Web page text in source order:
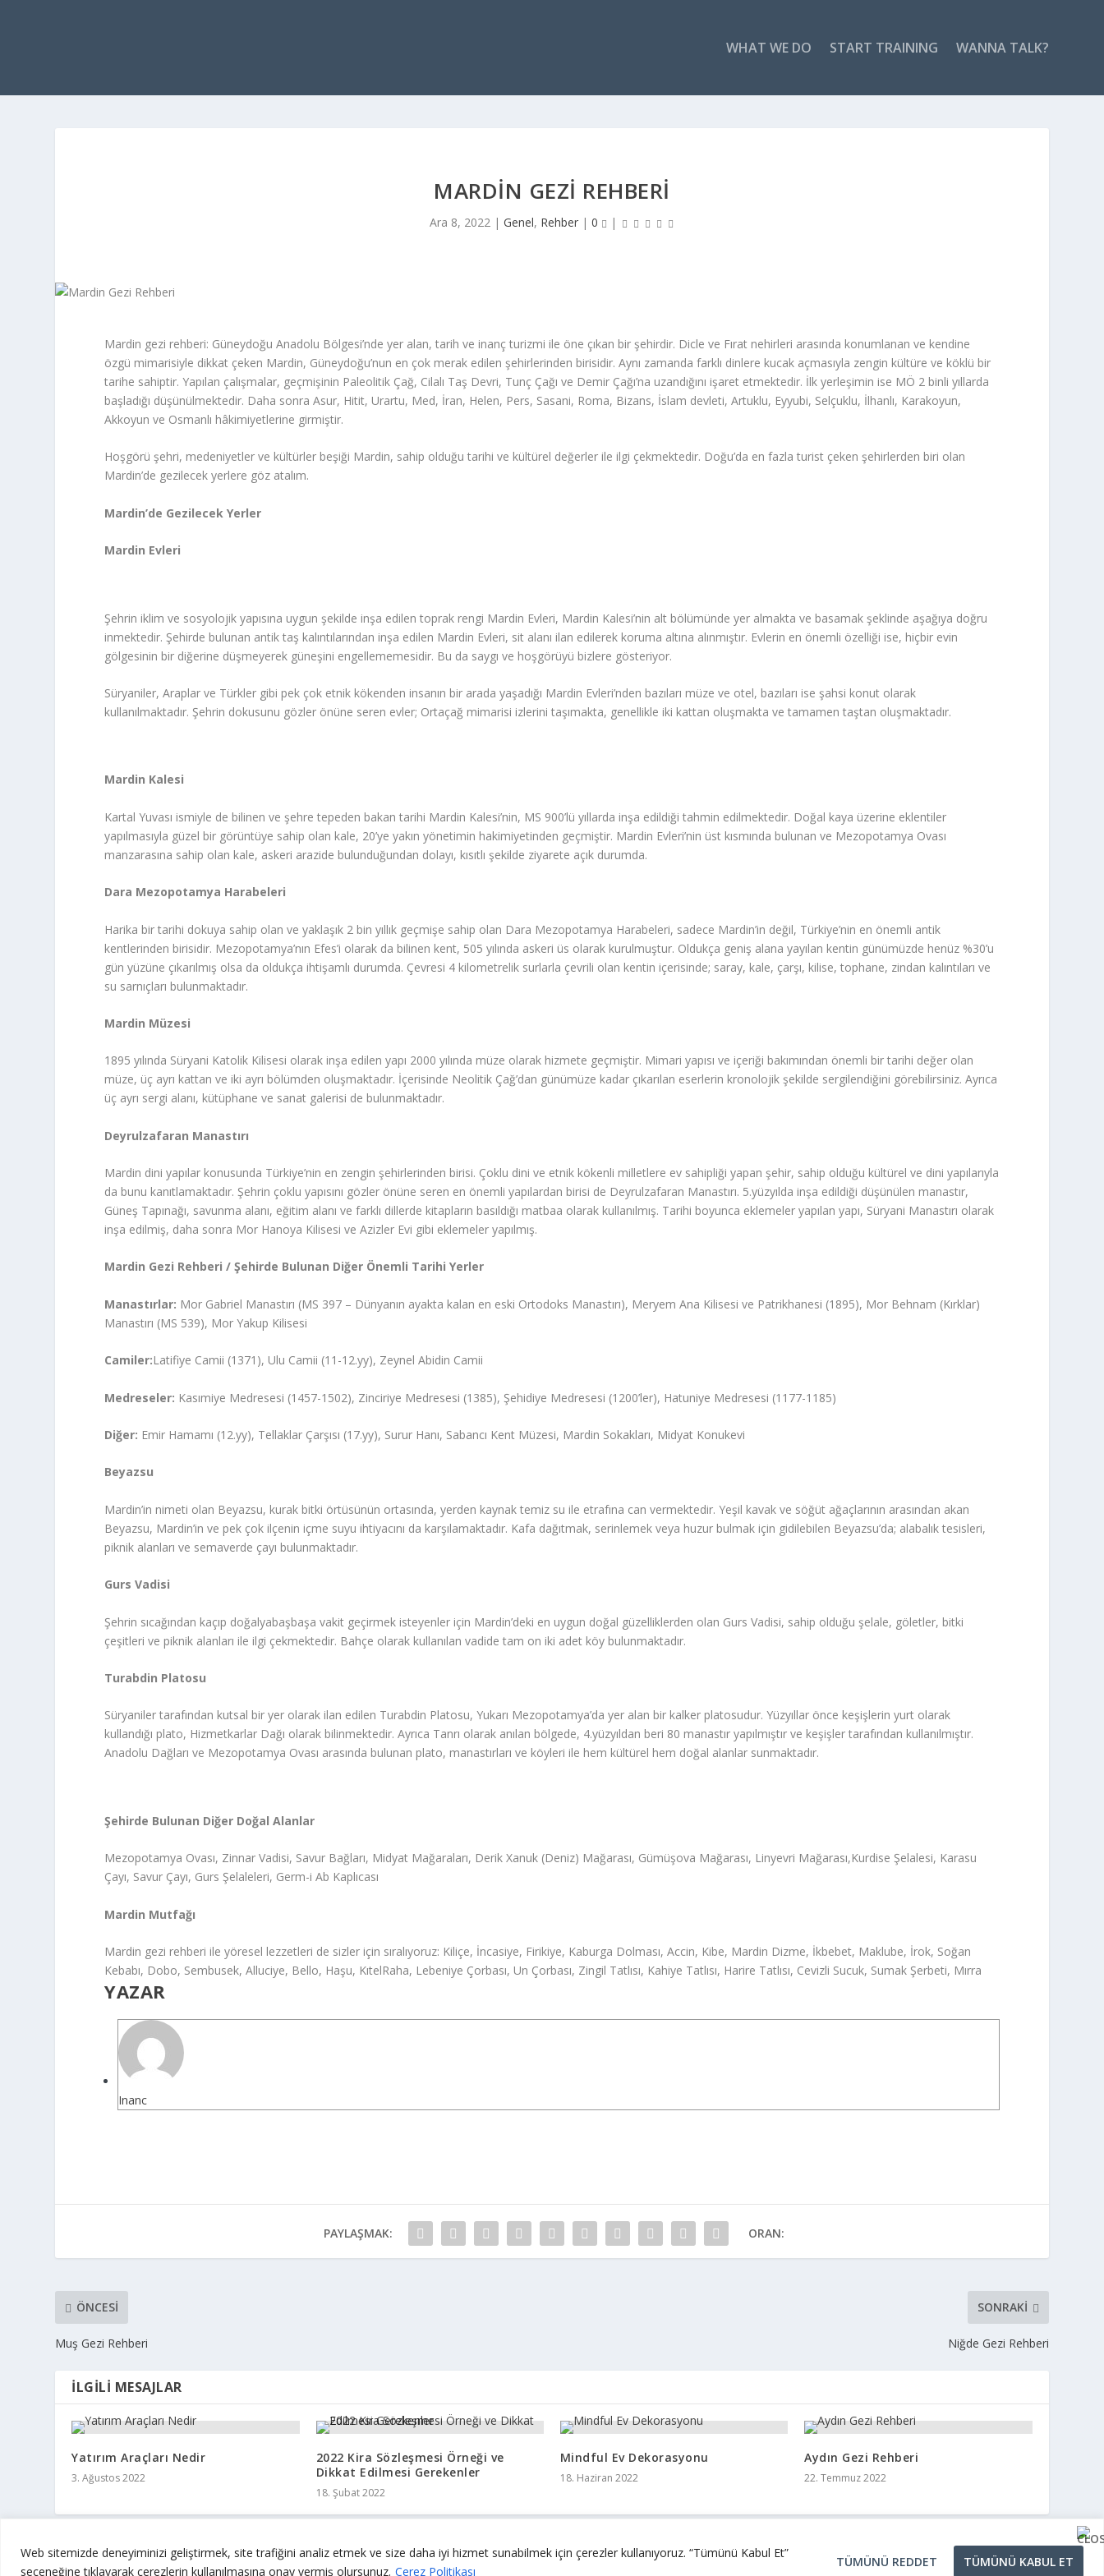
Web sitemizde deneyiminizi geliştirmek, site trafiğini analiz etmek ve size daha iyi hizmet sunabilmek için çerezler kullanıyoruz. “Tümünü Kabul Et”
seçeneğine tıklayarak çerezlerin kullanılmasına onay vermiş olursunuz. Çerez Politikası
TÜMÜNÜ REDDET TÜMÜNÜ KABUL ET
WHAT WE DO START TRAINING WANNA TALK?
MARDIN GEZI REHBERI
Ara 8, 2022 | Genel, Rehber | 0 |
Mardin gezi rehberi: Güneydoğu Anadolu Bölgesi’nde yer alan, tarih ve inanç turizmi ile öne çıkan bir şehirdir. Dicle ve Fırat nehirleri arasında konumlanan ve kendine
özgü mimarisiyle dikkat çeken Mardin, Güneydoğu’nun en çok merak edilen şehirlerinden birisidir. Aynı zamanda farklı dinlere kucak açmasıyla zengin kültüre ve köklü bir
tarihe sahiptir. Yapılan çalışmalar, geçmişinin Paleolitik Çağ, Cilalı Taş Devri, Tunç Çağı ve Demir Çağı’na uzandığını işaret etmektedir. İlk yerleşimin ise MÖ 2 binli yıllarda
başladığı düşünülmektedir. Daha sonra Asur, Hitit, Urartu, Med, İran, Helen, Pers, Sasani, Roma, Bizans, İslam devleti, Artuklu, Eyyubi, Selçuklu, İlhanlı, Karakoyun,
Akkoyun ve Osmanlı hâkimiyetlerine girmiştir.
Hoşgörü şehri, medeniyetler ve kültürler beşiği Mardin, sahip olduğu tarihi ve kültürel değerler ile ilgi çekmektedir. Doğu’da en fazla turist çeken şehirlerden biri olan
Mardin’de gezilecek yerlere göz atalım.
Mardin’de Gezilecek Yerler
Mardin Evleri
Şehrin iklim ve sosyolojik yapısına uygun şekilde inşa edilen toprak rengi Mardin Evleri, Mardin Kalesi’nin alt bölümünde yer almakta ve basamak şeklinde aşağıya doğru
inmektedir. Şehirde bulunan antik taş kalıntılarından inşa edilen Mardin Evleri, sit alanı ilan edilerek koruma altına alınmıştır. Evlerin en önemli özelliği ise, hiçbir evin
gölgesinin bir diğerine düşmeyerek güneşini engellememesidir. Bu da saygı ve hoşgörüyü bizlere gösteriyor.
Süryaniler, Araplar ve Türkler gibi pek çok etnik kökenden insanın bir arada yaşadığı Mardin Evleri’nden bazıları müze ve otel, bazıları ise şahsi konut olarak
kullanılmaktadır. Şehrin dokusunu gözler önüne seren evler; Ortaçağ mimarisi izlerini taşımakta, genellikle iki kattan oluşmakta ve tamamen taştan oluşmaktadır.
Mardin Kalesi
Kartal Yuvası ismiyle de bilinen ve şehre tepeden bakan tarihi Mardin Kalesi’nin, MS 900’lü yıllarda inşa edildiği tahmin edilmektedir. Doğal kaya üzerine eklentiler
yapılmasıyla güzel bir görüntüye sahip olan kale, 20’ye yakın yönetimin hakimiyetinden geçmiştir. Mardin Evleri’nin üst kısmında bulunan ve Mezopotamya Ovası
manzarasına sahip olan kale, askeri arazide bulunduğundan dolayı, kısıtlı şekilde ziyarete açık durumda.
Dara Mezopotamya Harabeleri
Harika bir tarihi dokuya sahip olan ve yaklaşık 2 bin yıllık geçmişe sahip olan Dara Mezopotamya Harabeleri, sadece Mardin’in değil, Türkiye’nin en önemli antik
kentlerinden birisidir. Mezopotamya’nın Efes’i olarak da bilinen kent, 505 yılında askeri üs olarak kurulmuştur. Oldukça geniş alana yayılan kentin günümüzde henüz %30’u
gün yüzüne çıkarılmış olsa da oldukça ihtişamlı durumda. Çevresi 4 kilometrelik surlarla çevrili olan kentin içerisinde; saray, kale, çarşı, kilise, tophane, zindan kalıntıları ve
su sarnıçları bulunmaktadır.
Mardin Müzesi
1895 yılında Süryani Katolik Kilisesi olarak inşa edilen yapı 2000 yılında müze olarak hizmete geçmiştir. Mimari yapısı ve içeriği bakımından önemli bir tarihi değer olan
müze, üç ayrı kattan ve iki ayrı bölümden oluşmaktadır. İçerisinde Neolitik Çağ’dan günümüze kadar çıkarılan eserlerin kronolojik şekilde sergilendiğini görebilirsiniz. Ayrıca
üç ayrı sergi alanı, kütüphane ve sanat galerisi de bulunmaktadır.
Deyrulzafaran Manastırı
Mardin dini yapılar konusunda Türkiye’nin en zengin şehirlerinden birisi. Çoklu dini ve etnik kökenli milletlere ev sahipliği yapan şehir, sahip olduğu kültürel ve dini yapılarıyla
da bunu kanıtlamaktadır. Şehrin çoklu yapısını gözler önüne seren en önemli yapılardan birisi de Deyrulzafaran Manastırı. 5.yüzyılda inşa edildiği düşünülen manastır,
Güneş Tapınağı, savunma alanı, eğitim alanı ve farklı dillerde kitapların basıldığı matbaa olarak kullanılmış. Tarihi boyunca eklemeler yapılan yapı, Süryani Manastırı olarak
inşa edilmiş, daha sonra Mor Hanoya Kilisesi ve Azizler Evi gibi eklemeler yapılmış.
Mardin Gezi Rehberi / Şehirde Bulunan Diğer Önemli Tarihi Yerler
Manastırlar: Mor Gabriel Manastırı (MS 397 – Dünyanın ayakta kalan en eski Ortodoks Manastırı), Meryem Ana Kilisesi ve Patrikhanesi (1895), Mor Behnam (Kırklar)
Manastırı (MS 539), Mor Yakup Kilisesi
Camiler:Latifiye Camii (1371), Ulu Camii (11-12.yy), Zeynel Abidin Camii
Medreseler: Kasımiye Medresesi (1457-1502), Zinciriye Medresesi (1385), Şehidiye Medresesi (1200’ler), Hatuniye Medresesi (1177-1185)
Diğer: Emir Hamamı (12.yy), Tellaklar Çarşısı (17.yy), Surur Hanı, Sabancı Kent Müzesi, Mardin Sokakları, Midyat Konukevi
Beyazsu
Mardin’in nimeti olan Beyazsu, kurak bitki örtüsünün ortasında, yerden kaynak temiz su ile etrafına can vermektedir. Yeşil kavak ve söğüt ağaçlarının arasından akan
Beyazsu, Mardin’in ve pek çok ilçenin içme suyu ihtiyacını da karşılamaktadır. Kafa dağıtmak, serinlemek veya huzur bulmak için gidilebilen Beyazsu’da; alabalık tesisleri,
piknik alanları ve semaverde çayı bulunmaktadır.
Gurs Vadisi
Şehrin sıcağından kaçıp doğalyabaşbaşa vakit geçirmek isteyenler için Mardin’deki en uygun doğal güzelliklerden olan Gurs Vadisi, sahip olduğu şelale, göletler, bitki
çeşitleri ve piknik alanları ile ilgi çekmektedir. Bahçe olarak kullanılan vadide tam on iki adet köy bulunmaktadır.
Turabdin Platosu
Süryaniler tarafından kutsal bir yer olarak ilan edilen Turabdin Platosu, Yukarı Mezopotamya’da yer alan bir kalker platosudur. Yüzyıllar önce keşişlerin yurt olarak
kullandığı plato, Hizmetkarlar Dağı olarak bilinmektedir. Ayrıca Tanrı olarak anılan bölgede, 4.yüzyıldan beri 80 manastır yapılmıştır ve keşişler tarafından kullanılmıştır.
Anadolu Dağları ve Mezopotamya Ovası arasında bulunan plato, manastırları ve köyleri ile hem kültürel hem doğal alanlar sunmaktadır.
Şehirde Bulunan Diğer Doğal Alanlar
Mezopotamya Ovası, Zinnar Vadisi, Savur Bağları, Midyat Mağaraları, Derik Xanuk (Deniz) Mağarası, Gümüşova Mağarası, Linyevri Mağarası,Kurdise Şelalesi, Karasu
Çayı, Savur Çayı, Gurs Şelaleleri, Germ-i Ab Kaplıcası
Mardin Mutfağı
Mardin gezi rehberi ile yöresel lezzetleri de sizler için sıralıyoruz: Kiliçe, İncasiye, Firikiye, Kaburga Dolması, Accin, Kibe, Mardin Dizme, İkbebet, Maklube, İrok, Soğan
Kebabı, Dobo, Sembusek, Alluciye, Bello, Haşu, KıtelRaha, Lebeniye Çorbası, Un Çorbası, Zingil Tatlısı, Kahiye Tatlısı, Harire Tatlısı, Cevizli Sucuk, Sumak Şerbeti, Mırra
YAZAR
Inanc
PAYLAŞMAK: ORAN:
ÖNCESI
Muş Gezi Rehberi
SONRAKI
Niğde Gezi Rehberi
İLGILI MESAJLAR
Yatırım Araçları Nedir
3. Ağustos 2022
2022 Kira Sözleşmesi Örneği ve
Dikkat Edilmesi Gerekenler
18. Şubat 2022
Mindful Ev Dekorasyonu
18. Haziran 2022
Aydın Gezi Rehberi
22. Temmuz 2022